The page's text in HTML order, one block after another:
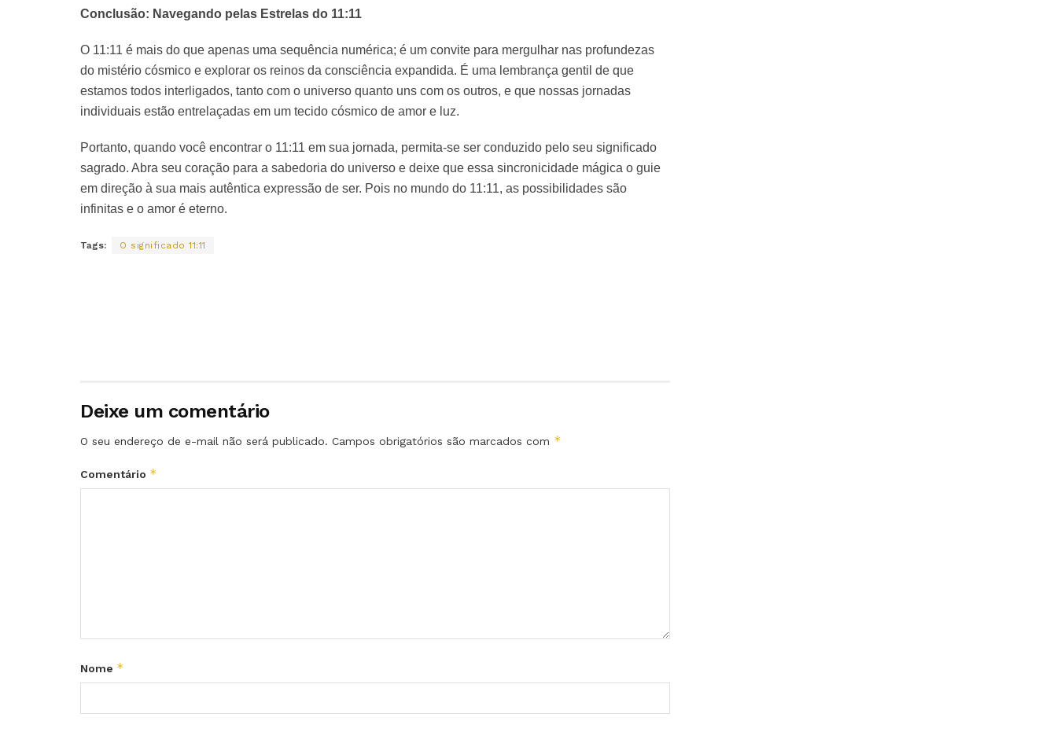
Conclusão: Navegando pelas Estrelas do 11:11
O 11:11 é mais do que apenas uma sequência numérica; é um convite para mergulhar nas profundezas
do mistério cósmico e explorar os reinos da consciência expandida. É uma lembrança gentil de que
estamos todos interligados, tanto com o universo quanto uns com os outros, e que nossas jornadas
individuais estão entrelaçadas em um tecido cósmico de amor e luz.
Portanto, quando você encontrar o 11:11 em sua jornada, permita-se ser conduzido pelo seu significado
sagrado. Abra seu coração para a sabedoria do universo e deixe que essa sincronicidade mágica o guie
em direção à sua mais autêntica expressão de ser. Pois no mundo do 11:11, as possibilidades são
infinitas e o amor é eterno.
Tags: O significado 11:11
Deixe um comentário
O seu endereço de e-mail não será publicado. Campos obrigatórios são marcados com *
Comentário *
Nome *